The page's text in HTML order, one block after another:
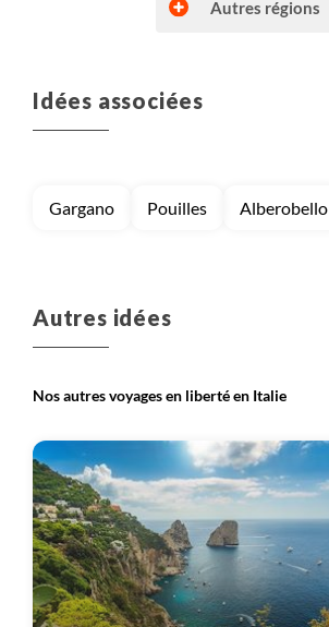
Voyage
Dolomites
Voyage
Sicile et îles éoliennes
Autres régions
Idées associées
Gargano Pouilles Alberobello
Autres idées
Nos autres voyages en liberté en Italie